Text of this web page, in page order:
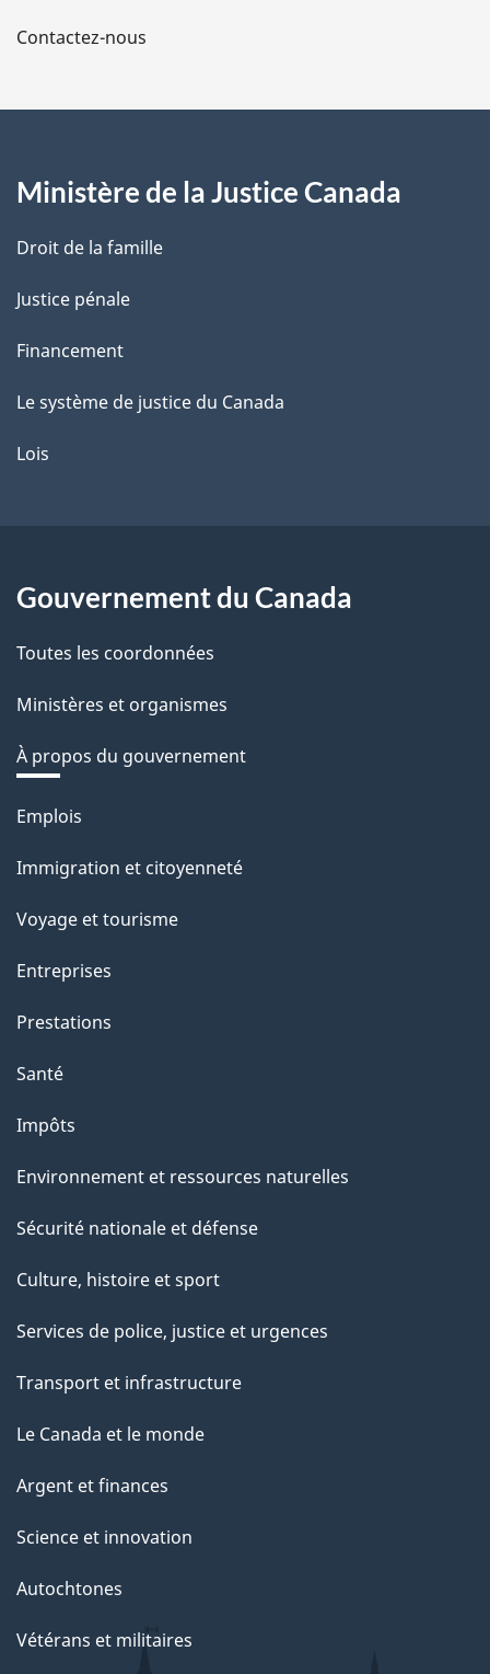
a
e
Contactez-nous
Ministère de la Justice Canada
Droit de la famille
Justice pénale
Financement
Le système de justice du Canada
Lois
Gouvernement du Canada
Toutes les coordonnées
Ministères et organismes
À propos du gouvernement
Thèmes
sujets
Emplois
Immigration et citoyenneté
Voyage et tourisme
Entreprises
Prestations
Santé
Impôts
Environnement et ressources naturelles
Sécurité nationale et défense
Culture, histoire et sport
Services de police, justice et urgences
Transport et infrastructure
Le Canada et le monde
Argent et finances
Science et innovation
Autochtones
Vétérans et militaires